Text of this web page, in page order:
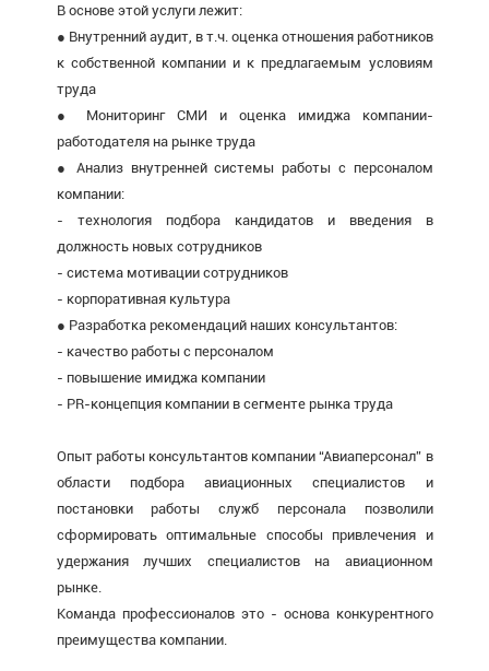
В основе этой услуги лежит:
● Внутренний аудит, в т.ч. оценка отношения работников
к собственной компании и к предлагаемым условиям
труда
● Мониторинг СМИ и оценка имиджа компании-
работодателя на рынке труда
● Анализ внутренней системы работы с персоналом
компании:
- технология подбора кандидатов и введения в
должность новых сотрудников
- система мотивации сотрудников
- корпоративная культура
● Разработка рекомендаций наших консультантов:
- качество работы с персоналом
- повышение имиджа компании
- PR-концепция компании в сегменте рынка труда
Опыт работы консультантов компании “Авиаперсонал” в
области подбора авиационных специалистов и
постановки работы служб персонала позволили
сформировать оптимальные способы привлечения и
удержания лучших специалистов на авиационном
рынке.
Команда профессионалов это - основа конкурентного
преимущества компании.